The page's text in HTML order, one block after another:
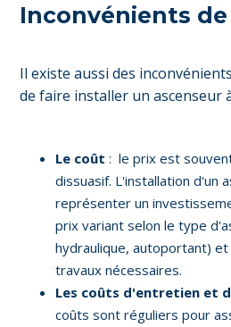
Inconvénients de
Il existe aussi des
de faire installer un ascenseur
Le coût: le prix est
dissuasif. L'installation d'un
représenter un
prix variant selon le type
hydraulique, autoportant)
travaux nécessaires.
Les coûts d'entretien et
coûts sont réguliers pour